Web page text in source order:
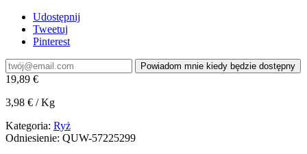
Udostępnij
Tweetuj
Pinterest
Powiadom mnie kiedy będzie dostępny
19,89 €
3,98 € / Kg
Kategoria: Ryż
Odniesienie: QUW-57225299